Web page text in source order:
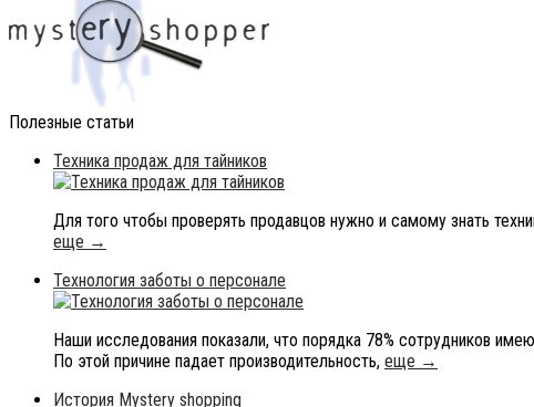
Полезные статьи
Техника продаж для тайников
Для того чтобы проверять продавцов нужно и самому знать
еще →
Технология заботы о персонале
Наши исследования показали, что порядка 78% сотрудников
По этой причине падает производительность, еще →
История Mystery shopping